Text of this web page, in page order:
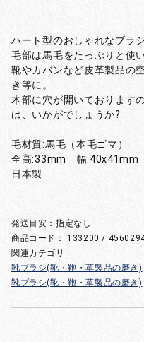
ハート型のおしゃれなブラシ
毛部は馬毛をたっぷりと使
靴やカバンなど皮革製品の
き等に。
木部に穴が開いております
は、いかがでしょうか?
毛材質:馬毛（本毛ゴマ）
全高:33mm 幅
日本製
発送目安：指定なし
商品コード：133200 /
関連カテゴリ :
靴ブラシ(靴・鞄・革製品の磨き)
靴ブラシ(靴・鞄・革製品の磨き)